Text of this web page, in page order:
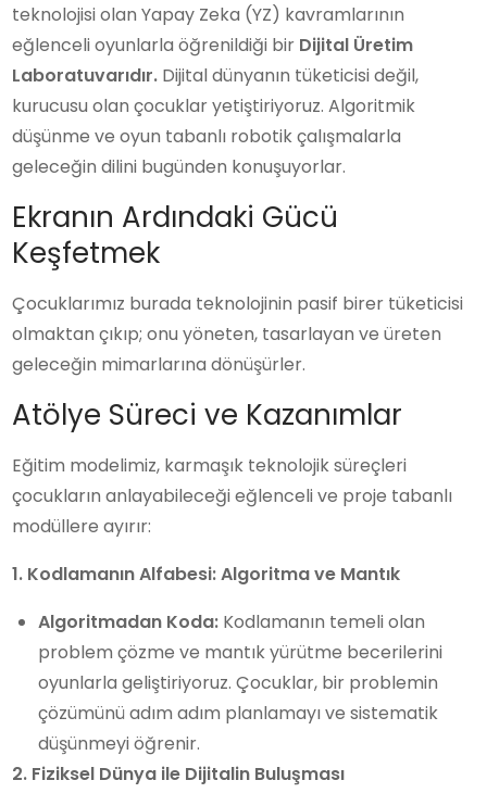
teknolojisi olan Yapay Zeka (YZ) kavramlarının
eğlenceli oyunlarla öğrenildiği bir Dijital Üretim
Laboratuvarıdır. Dijital dünyanın tüketicisi değil,
kurucusu olan çocuklar yetiştiriyoruz. Algoritmik
düşünme ve oyun tabanlı robotik çalışmalarla
geleceğin dilini bugünden konuşuyorlar.
Ekranın Ardındaki Gücü
Keşfetmek
Çocuklarımız burada teknolojinin pasif birer tüketicisi
olmaktan çıkıp; onu yöneten, tasarlayan ve üreten
geleceğin mimarlarına dönüşürler.
Atölye Süreci ve Kazanımlar
Eğitim modelimiz, karmaşık teknolojik süreçleri
çocukların anlayabileceği eğlenceli ve proje tabanlı
modüllere ayırır:
1. Kodlamanın Alfabesi: Algoritma ve Mantık
Algoritmadan Koda: Kodlamanın temeli olan
problem çözme ve mantık yürütme becerilerini
oyunlarla geliştiriyoruz. Çocuklar, bir problemin
çözümünü adım adım planlamayı ve sistematik
düşünmeyi öğrenir.
2. Fiziksel Dünya ile Dijitalin Buluşması